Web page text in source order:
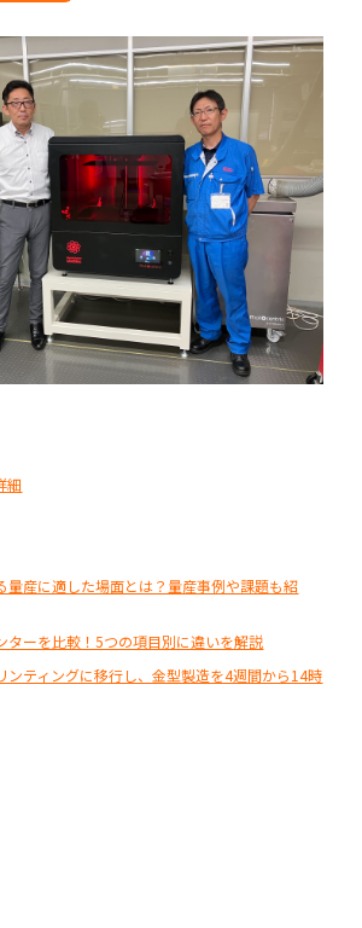
細
量産に適した場面とは？量産事例や課題も紹
ターを比較！5つの項目別に違いを解説
ンティングに移行し、金型製造を4週間から14時